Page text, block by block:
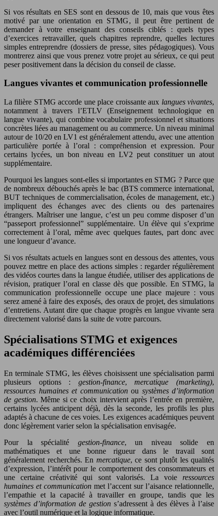
Si vos résultats en SES sont en dessous de 10, mais que vous êtes
motivé par une orientation en STMG, il peut être pertinent de
demander à votre enseignant des conseils ciblés : quels types
d’exercices retravailler, quels chapitres reprendre, quelles lectures
simples entreprendre (dossiers de presse, sites pédagogiques). Vous
montrerez ainsi que vous prenez votre projet au sérieux, ce qui peut
peser positivement dans la décision du conseil de classe.
Langues vivantes et communication professionnelle
La filière STMG accorde une place croissante aux langues vivantes,
notamment à travers l’ETLV (Enseignement technologique en
langue vivante), qui combine vocabulaire professionnel et situations
concrètes liées au management ou au commerce. Un niveau minimal
autour de 10/20 en LV1 est généralement attendu, avec une attention
particulière portée à l’oral : compréhension et expression. Pour
certains lycées, un bon niveau en LV2 peut constituer un atout
supplémentaire.
Pourquoi les langues sont-elles si importantes en STMG ? Parce que
de nombreux débouchés après le bac (BTS commerce international,
BUT techniques de commercialisation, écoles de management, etc.)
impliquent des échanges avec des clients ou des partenaires
étrangers. Maîtriser une langue, c’est un peu comme disposer d’un
“passeport professionnel” supplémentaire. Un élève qui s’exprime
correctement à l’oral, même avec quelques fautes, part donc avec
une longueur d’avance.
Si vos résultats actuels en langues sont en dessous des attentes, vous
pouvez mettre en place des actions simples : regarder régulièrement
des vidéos courtes dans la langue étudiée, utiliser des applications de
révision, pratiquer l’oral en classe dès que possible. En STMG, la
communication professionnelle occupe une place majeure : vous
serez amené à faire des exposés, des oraux de projet, des simulations
d’entretiens. Autant dire que chaque progrès en langue vivante sera
directement valorisé dans la suite de votre parcours.
Spécialisations STMG et exigences
académiques différenciées
En terminale STMG, les élèves choisissent une spécialisation parmi
plusieurs options : gestion-finance,mercatique (marketing),
ressources humaines et communicationou systèmes d’information
de gestion. Même si ce choix intervient après l’entrée en première,
certains lycées anticipent déjà, dès la seconde, les profils les plus
adaptés à chacune de ces voies. Les exigences académiques peuvent
donc légèrement varier selon la spécialisation envisagée.
Pour la spécialité gestion-finance, un niveau solide en
mathématiques et une bonne rigueur dans le travail sont
généralement recherchés. En mercatique, ce sont plutôt les qualités
d’expression, l’intérêt pour le comportement des consommateurs et
une certaine créativité qui sont valorisés. La voie ressources
humaines et communication met l’accent sur l’aisance relationnelle,
l’empathie et la capacité à travailler en groupe, tandis que les
systèmes d’information de gestion s’adressent à des élèves à l’aise
avec l’outil numérique et la logique informatique.